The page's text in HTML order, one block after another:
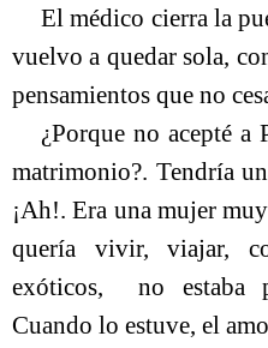
El médico cierra la
vuelvo a quedar sola,
pensamientos que no
¿Porque no acepté a
matrimonio?. Tendría
¡Ah!. Era una mujer
quería vivir, viajar,
exóticos,
no estaba
Cuando lo estuve, el